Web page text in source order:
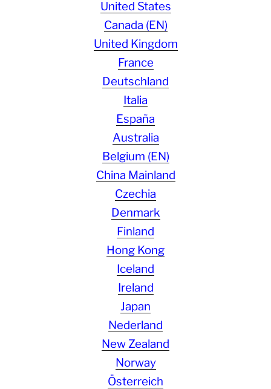
United States
Canada (EN)
United Kingdom
France
Deutschland
Italia
España
Australia
Belgium (EN)
China Mainland
Czechia
Denmark
Finland
Hong Kong
Iceland
Ireland
Japan
Nederland
New Zealand
Norway
Österreich